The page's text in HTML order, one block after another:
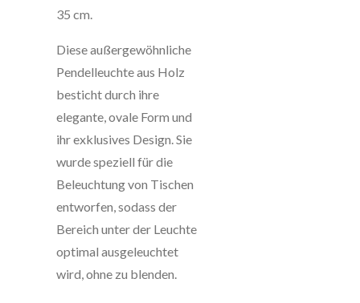
35 cm.
Diese außergewöhnliche
Pendelleuchte aus Holz
besticht durch ihre
elegante, ovale Form und
ihr exklusives Design. Sie
wurde speziell für die
Beleuchtung von Tischen
entworfen, sodass der
Bereich unter der Leuchte
optimal ausgeleuchtet
wird, ohne zu blenden.